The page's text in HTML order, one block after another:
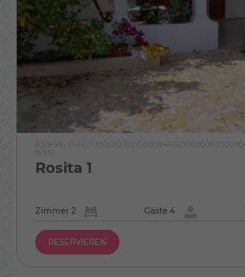
Rosita 1
Zimmer 2 Gäste 4
RESERVIEREN